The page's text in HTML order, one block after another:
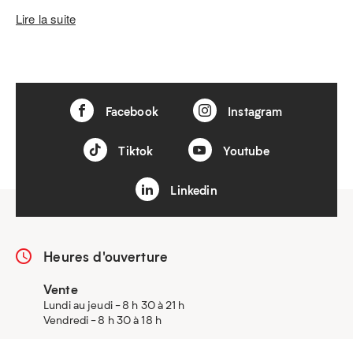
Lire la suite
Facebook Instagram
Tiktok Youtube
Linkedin
Heures d'ouverture
Vente
Lundi au jeudi - 8 h 30 à 21 h
Vendredi - 8 h 30 à 18 h